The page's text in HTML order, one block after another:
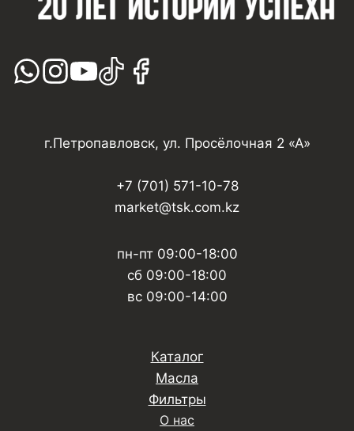
г.Петропавловск, ул. Просёлочная 2 «А»
+7 (701) 571-10-78
market@tsk.com.kz
пн-пт 09:00-18:00
сб 09:00-18:00
вс 09:00-14:00
Каталог
Масла
Фильтры
О нас